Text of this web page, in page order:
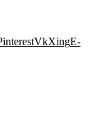
VkXingE-